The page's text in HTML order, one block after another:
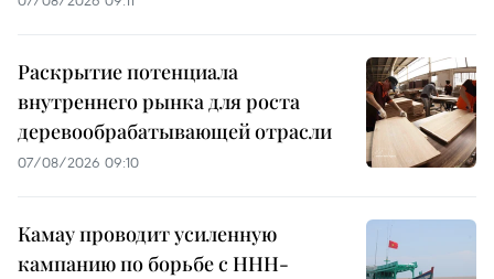
Раскрытие потенциала
внутреннего рынка для роста
деревообрабатывающей отрасли
07/08/2026 09:10
Камау проводит усиленную
кампанию по борьбе с ННН-